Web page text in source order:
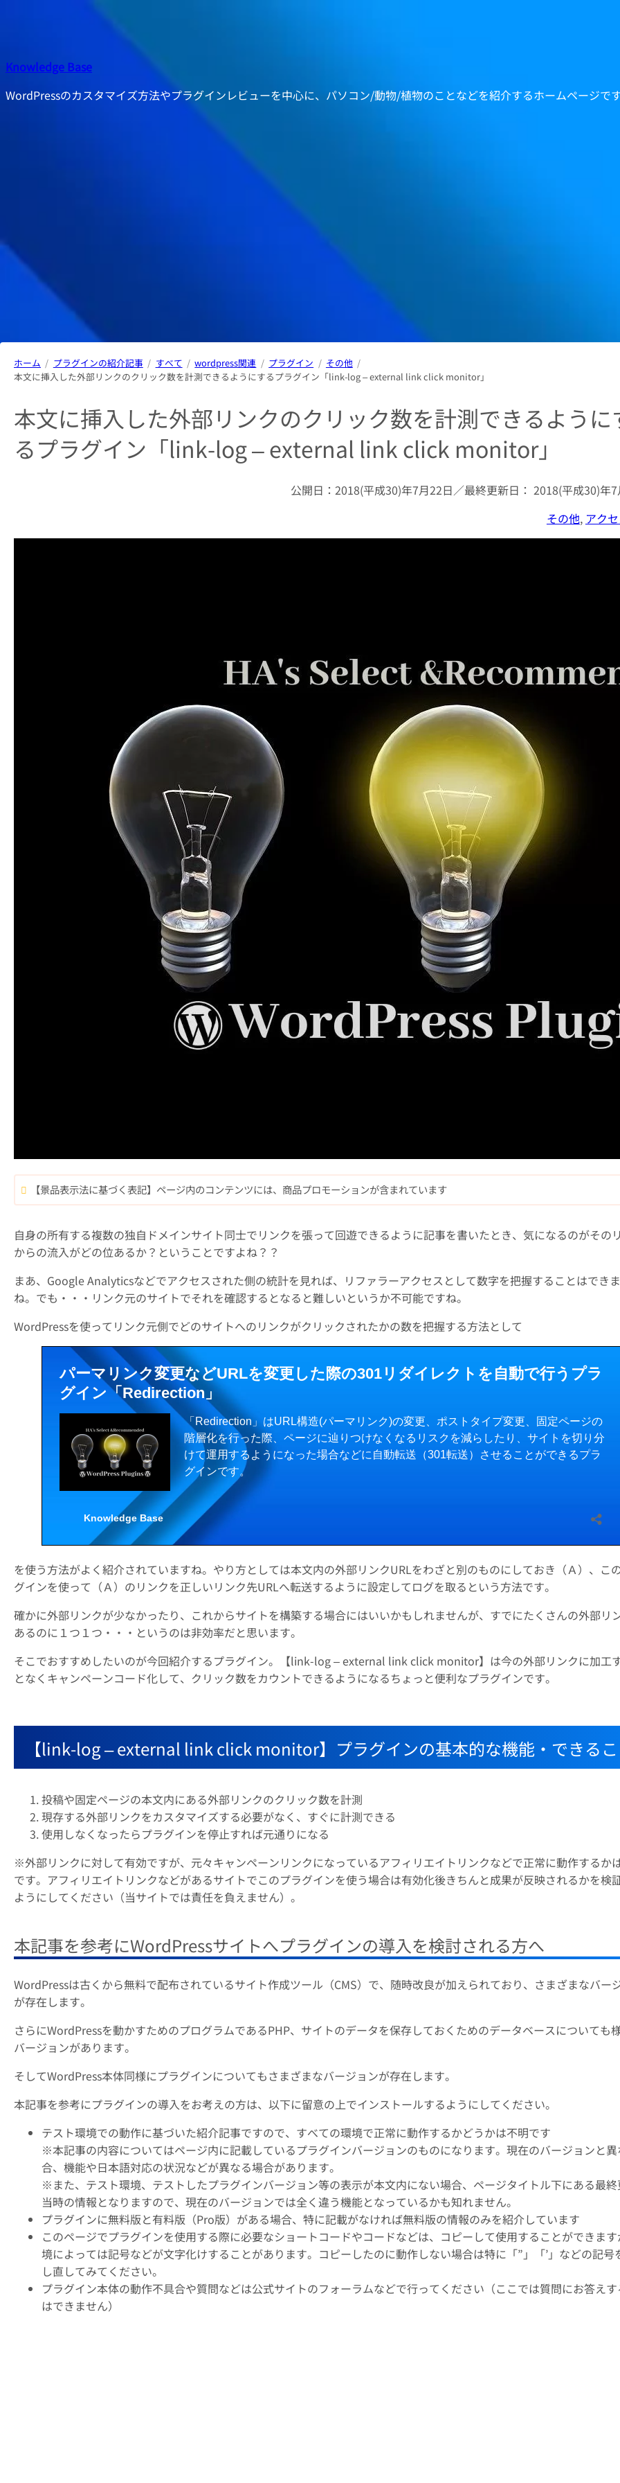
ス
ッ
Knowledge Base
WordPressのカスタマイズ方法やプラグインレビューを中心に、パソコン/動物/植物のことなどを紹介するホームページで
ホーム プラグインの紹介記事 すべて wordpress関連 プラグイン
その他
本文に挿入した外部リンクのクリック数を計測できるようにするプラグイン「link-log – external link click monitor」
本文に挿入した外部リンクのクリック数を計測できるように
るプラグイン「link-log – external link click monitor」
公開日： 2018(平成30)年7月22日／最終更新日： 2018(平成30)年
その他, アク
【景品表示法に基づく表記】ページ内のコンテンツには、商品プロモーションが含まれています
自身の所有する複数の独自ドメインサイト同士でリンクを張って回遊できるように記事を書いたとき、気になるのがその
からの流入がどの位あるか？ということですよね？？
まあ、Google Analyticsなどでアクセスされた側の統計を見れば、リファラーアクセスとして数字を把握することはでき
ね。でも・・・リンク元のサイトでそれを確認するとなると難しいというか不可能ですね。
WordPressを使ってリンク元側でどのサイトへのリンクがクリックされたかの数を把握する方法として
を使う方法がよく紹介されていますね。やり方としては本文内の外部リンクURLをわざと別のものにしておき（Ａ）、こ
グインを使って（Ａ）のリンクを正しいリンク先URLへ転送するように設定してログを取るという方法です。
確かに外部リンクが少なかったり、これからサイトを構築する場合にはいいかもしれませんが、すでにたくさんの外部リ
あるのに１つ１つ・・・というのは非効率だと思います。
そこでおすすめしたいのが今回紹介するプラグイン。【link-log – external link click monitor】は今の外部リンクに加工
となくキャンペーンコード化して、クリック数をカウントできるようになるちょっと便利なプラグインです。
【link-log – external link click monitor】プラグインの基本的な機能・できる
投稿や固定ページの本文内にある外部リンクのクリック数を計測
現存する外部リンクをカスタマイズする必要がなく、すぐに計測できる
使用しなくなったらプラグインを停止すれば元通りになる
※外部リンクに対して有効ですが、元々キャンペーンリンクになっているアフィリエイトリンクなどで正常に動作するか
です。アフィリエイトリンクなどがあるサイトでこのプラグインを使う場合は有効化後きちんと成果が反映されるかを検
ようにしてください（当サイトでは責任を負えません）。
本記事を参考にWordPressサイトへプラグインの導入を検討される方へ
WordPressは古くから無料で配布されているサイト作成ツール（CMS）で、随時改良が加えられており、さまざまなバー
が存在します。
さらにWordPressを動かすためのプログラムであるPHP、サイトのデータを保存しておくためのデータベースについても
バージョンがあります。
そしてWordPress本体同様にプラグインについてもさまざまなバージョンが存在します。
本記事を参考にプラグインの導入をお考えの方は、以下に留意の上でインストールするようにしてください。
テスト環境での動作に基づいた紹介記事ですので、すべての環境で正常に動作するかどうかは不明です
※本記事の内容についてはページ内に記載しているプラグインバージョンのものになります。現在のバージョンと
合、機能や日本語対応の状況などが異なる場合があります。
※また、テスト環境、テストしたプラグインバージョン等の表示が本文内にない場合、ページタイトル下にある最
当時の情報となりますので、現在のバージョンでは全く違う機能となっているかも知れません。
プラグインに無料版と有料版（Pro版）がある場合、特に記載がなければ無料版の情報のみを紹介しています
このページでプラグインを使用する際に必要なショートコードやコードなどは、コピーして使用することができま
境によっては記号などが文字化けすることがあります。コピーしたのに動作しない場合は特に「”」「’」などの記号
し直してみてください。
プラグイン本体の動作不具合や質問などは公式サイトのフォーラムなどで行ってください（ここでは質問にお答え
はできません）